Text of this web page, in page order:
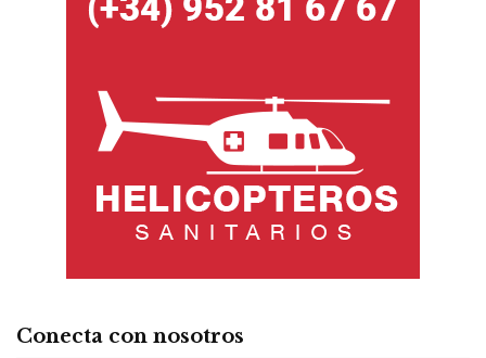
Conecta con nosotros